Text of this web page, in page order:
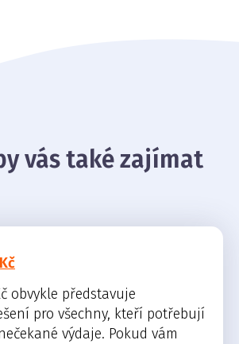
vás také zajímat
obvykle představuje
pro všechny, kteří potřebují
výdaje. Pokud vám